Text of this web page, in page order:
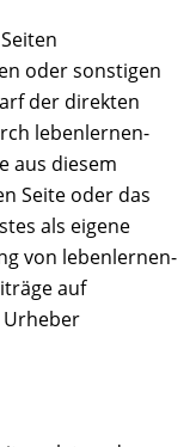
oder sonstigen
der direkten
lebenlernen-
aus diesem
Seite oder das
als eigene
von lebenlernen-
auf
Urheber